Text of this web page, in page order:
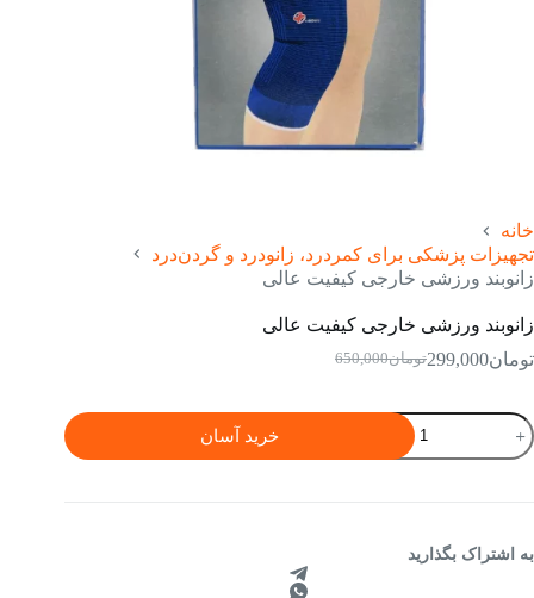
خانه
تجهیزات پزشکی برای کمردرد، زانودرد و گردن‌درد
زانوبند ورزشی خارجی کیفیت عالی
زانوبند ورزشی خارجی کیفیت عالی
تومان650,000قیمت
تومان650,000
بود.
تومان299,000قیمت
تومان299,000.
زانوبند
ورزشی
خارجی
خرید آسان
به اشتراک بگذارید